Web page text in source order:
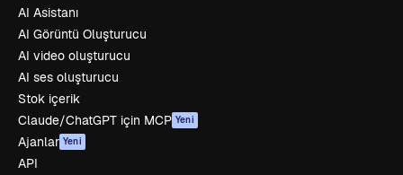
AI Asistanı
AI Görüntü Oluşturucu
AI video oluşturucu
AI ses oluşturucu
Stok içerik
Claude/ChatGPT için MCP Yeni
Ajanlar Yeni
API